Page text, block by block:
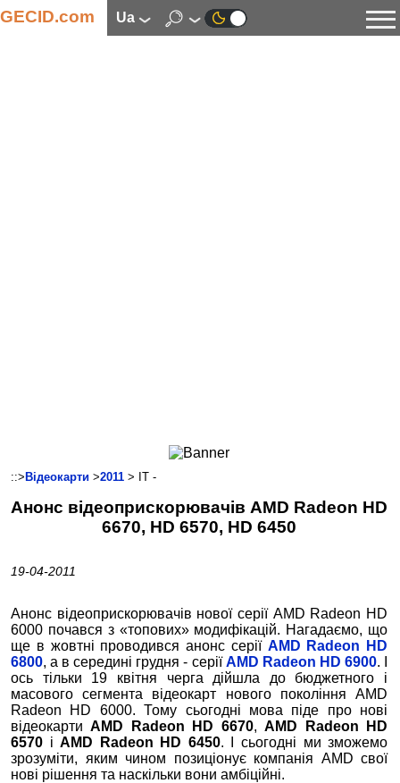
GECID.com ua
Смартфони
Комунікації
Автоелектроніка
::> Відеокарти >2011 > IT -
Анонс відеоприскорювачів AMD Radeon HD
6670, HD 6570, HD 6450
19-04-2011
Анонс відеоприскорювачів нової серії AMD Radeon HD
6000 почався з «топових» модифікацій. Нагадаємо, що
ще в жовтні проводився анонс серії AMD Radeon HD
6800, а в середині грудня - серіїAMD Radeon HD 6900. І
ось тільки 19 квітня черга дійшла до бюджетного і
масового сегмента відеокарт нового покоління AMD
Radeon HD 6000. Тому сьогодні мова піде про нові
відеокартиAMD Radeon HD 6670,AMD Radeon HD
6570 іAMD Radeon HD 6450. І сьогодні ми зможемо
зрозуміти, яким чином позиціонує компанія AMD свої
нові рішення та наскільки вони амбіційні.